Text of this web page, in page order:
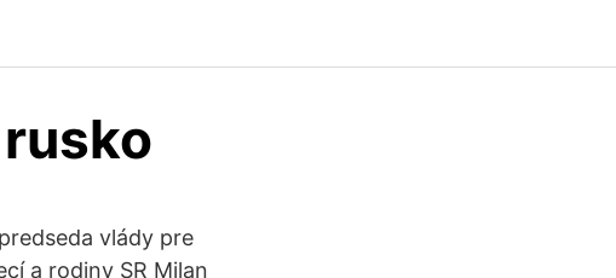
vlády pre
a rodiny SR Milan